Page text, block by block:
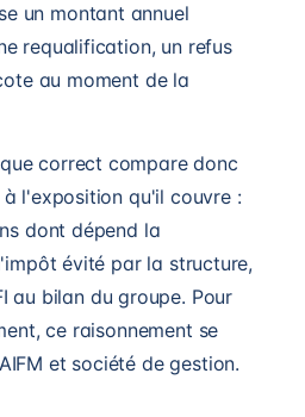
un montant annuel
requalification, un refus
au moment de la
correct compare donc
l'exposition qu'il couvre :
dont dépend la
évité par la structure,
au bilan du groupe. Pour
ce raisonnement se
et société de gestion.